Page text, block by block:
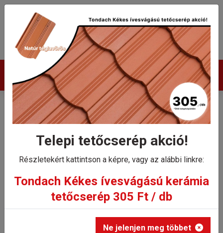
Termékek
Karcolt Óvárosi Táska
kiegészítők
Kezdőlap
kiegészítők
kiegészítők
Telepi tetőcserép akció!
Részletekért kattintson a képre, vagy az alábbi linkre:
Tondach Kékes ívesvágású kerámia
tetőcserép 305 Ft / db
Ne jelenjen meg többet